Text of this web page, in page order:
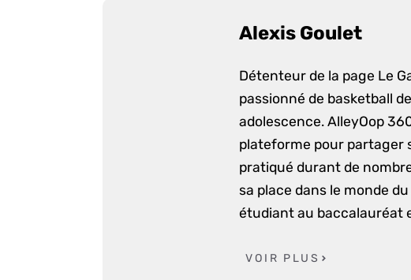
Alexis Goulet
Détenteur de la page Le
passionné de basketball
adolescence. AlleyOop
plateforme pour partager
pratiqué durant de
sa place dans le monde
étudiant au baccalauréat
VOIR PLUS